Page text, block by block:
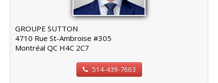
GROUPE SUTTON
4710 Rue St-Ambroise #305
Montréal QC H4C 2C7
514-439-7663